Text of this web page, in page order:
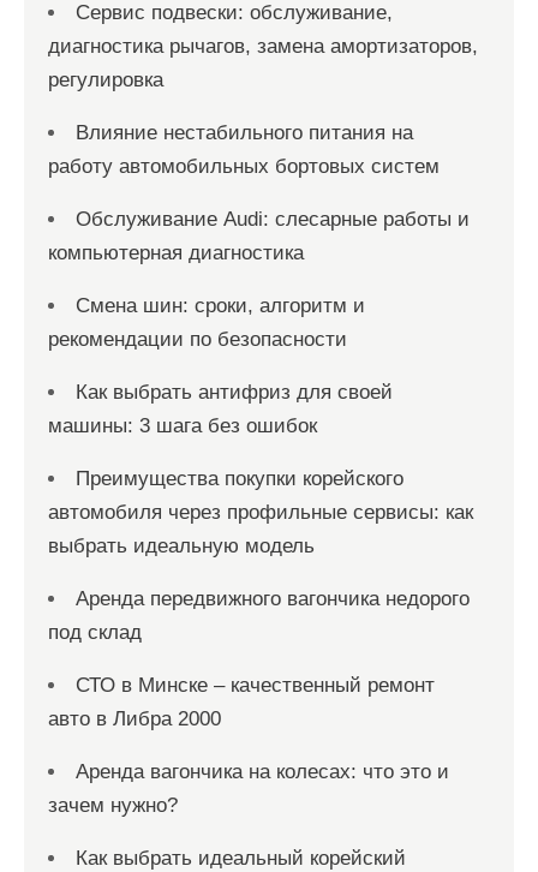
Сервис подвески: обслуживание,
диагностика рычагов, замена амортизаторов,
регулировка
Влияние нестабильного питания на
работу автомобильных бортовых систем
Обслуживание Audi: слесарные работы и
компьютерная диагностика
Смена шин: сроки, алгоритм и
рекомендации по безопасности
Как выбрать антифриз для своей
машины: 3 шага без ошибок
Преимущества покупки корейского
автомобиля через профильные сервисы: как
выбрать идеальную модель
Аренда передвижного вагончика недорого
под склад
СТО в Минске – качественный ремонт
авто в Либра 2000
Аренда вагончика на колесах: что это и
зачем нужно?
Как выбрать идеальный корейский